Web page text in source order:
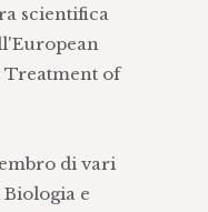
scientifica
Treatment of
di vari
e